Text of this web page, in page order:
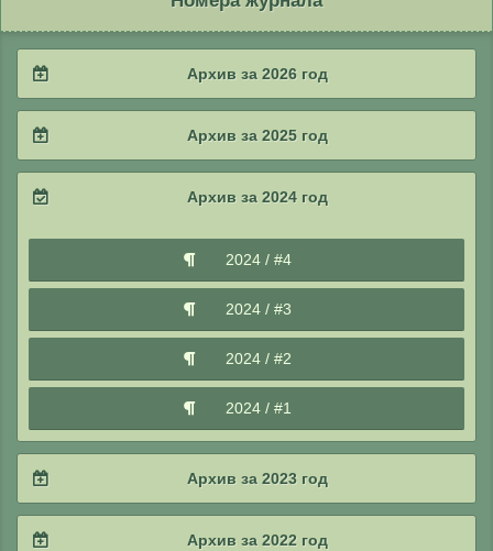
Архив за 2026 год
2026 / #1
Архив за 2025 год
2025 / #3
2025 / #2
2025 / #1
Архив за 2024 год
2024 / #4
2024 / #3
2024 / #2
2024 / #1
Архив за 2023 год
Архив за 2022 год